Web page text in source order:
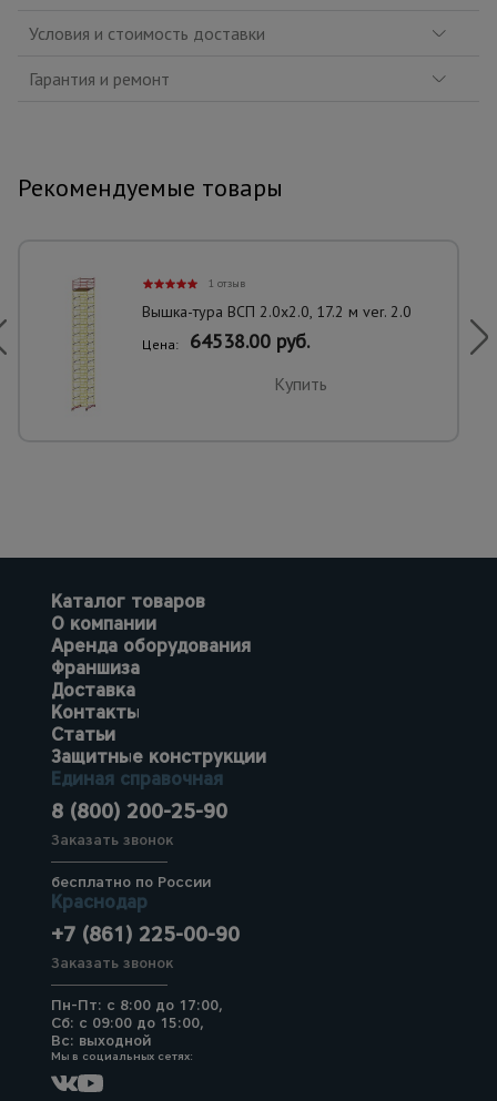
Условия и стоимость доставки
Гарантия и ремонт
Рекомендуемые товары
1 отзыв
Вышка-тура ВСП 2.0х2.0, 17.2 м ver. 2.0
Цена: 64538.00 руб.
Купить
Каталог товаров
О компании
Аренда оборудования
Франшиза
Доставка
Контакты
Статьи
Защитные конструкции
Единая справочная
8 (800) 200-25-90
Заказать звонок
бесплатно по России
Краснодар
+7 (861) 225-00-90
Заказать звонок
Пн-Пт: с 8:00 до 17:00,
Сб: с 09:00 до 15:00,
Вс: выходной
Мы в социальных сетях: